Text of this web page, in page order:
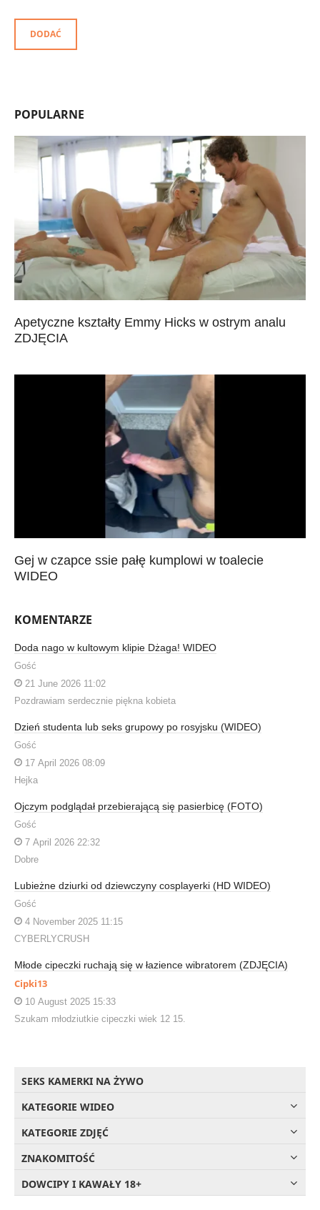
DODAĆ
POPULARNE
Apetyczne kształty Emmy Hicks w ostrym analu
ZDJĘCIA
Gej w czapce ssie pałę kumplowi w toalecie
WIDEO
KOMENTARZE
Doda nago w kultowym klipie Dżaga! WIDEO
Gość
21 June 2026 11:02
Pozdrawiam serdecznie piękna kobieta
Dzień studenta lub seks grupowy po rosyjsku (WIDEO)
Gość
17 April 2026 08:09
Hejka
Ojczym podglądał przebierającą się pasierbicę (FOTO)
Gość
7 April 2026 22:32
Dobre
Lubieżne dziurki od dziewczyny cosplayerki (HD WIDEO)
Gość
4 November 2025 11:15
CYBERLYCRUSH
Młode cipeczki ruchają się w łazience wibratorem (ZDJĘCIA)
Cipki13
10 August 2025 15:33
Szukam młodziutkie cipeczki wiek 12 15.
SEKS KAMERKI NA ŻYWO
KATEGORIE WIDEO
KATEGORIE ZDJĘĆ
ZNAKOMITOŚĆ
DOWCIPY I KAWAŁY 18+